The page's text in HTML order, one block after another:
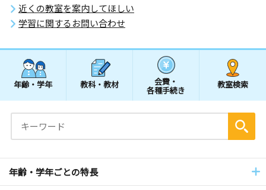
近くの教室を案内してほしい
学習に関するお問い合わせ
年齢・学年 教科・教材 会費・
各種手続き
教室検索
年齢・学年ごとの特長